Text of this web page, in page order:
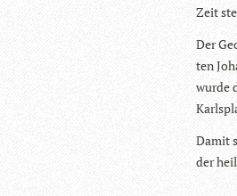
Zeit
Der
ten
wurde
Damit
der